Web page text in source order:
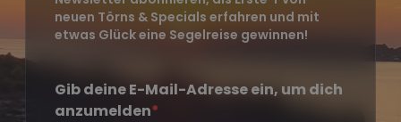
neuen Törns & Specials erfahren und mit
etwas Glück eine Segelreise gewinnen!
Gib deine E-Mail-Adresse ein, um dich
anzumelden